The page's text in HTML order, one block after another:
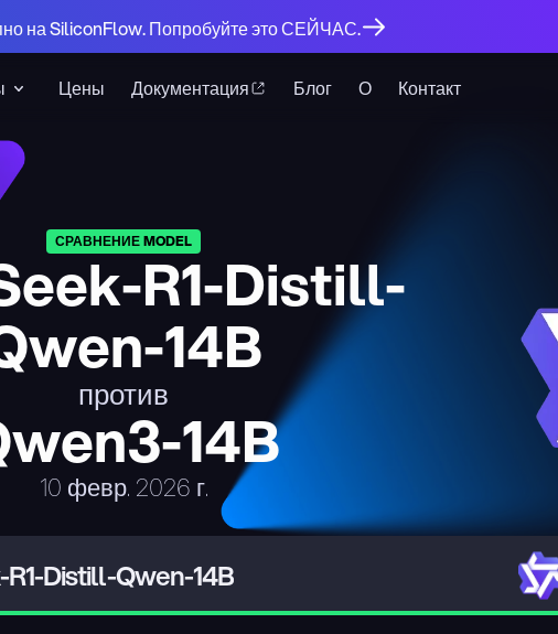
Цены Документация Блог О Контакт
на SiliconFlow. Попробуйте это СЕЙЧАС.
СРАВНЕНИЕ MODEL
R1-Distill-
14B
против
14B
10 февр. 2026 г.
Distill-Qwen-14B